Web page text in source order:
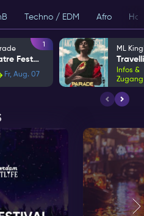
Techno / EDM Afro
Travelling Theatre Festival
Fr, Aug. 07
1
ML
Infos &
Zugang